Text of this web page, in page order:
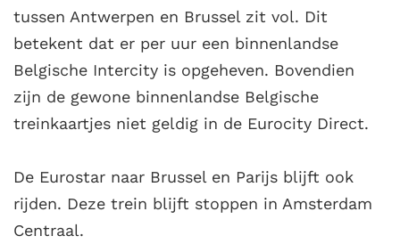
tussen Antwerpen en Brussel zit vol. Dit
betekent dat er per uur een binnenlandse
Belgische Intercity is opgeheven. Bovendien
zijn de gewone binnenlandse Belgische
treinkaartjes niet geldig in de Eurocity Direct.
De Eurostar naar Brussel en Parijs blijft ook
rijden. Deze trein blijft stoppen in Amsterdam
Centraal.